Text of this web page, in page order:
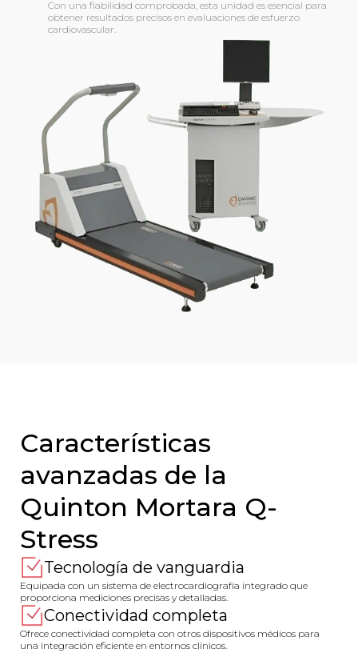
Con una fiabilidad comprobada, esta unidad es esencial para
obtener resultados precisos en evaluaciones de esfuerzo
cardiovascular.
Características
avanzadas de la
Quinton Mortara Q-
Stress
Tecnología de vanguardia
Equipada con un sistema de electrocardiografía integrado que
proporciona mediciones precisas y detalladas.
Conectividad completa
Ofrece conectividad completa con otros dispositivos médicos para
una integración eficiente en entornos clínicos.